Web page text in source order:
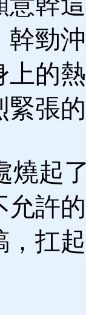
幹勁
上的
緊張
起
允許
，扛